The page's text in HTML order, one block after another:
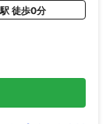
徒歩0分